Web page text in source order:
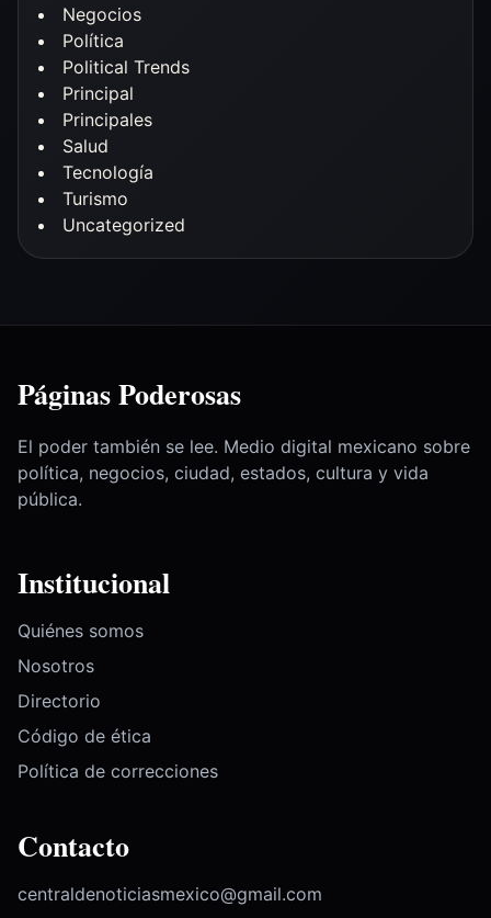
Negocios
Política
Political Trends
Principal
Principales
Salud
Tecnología
Turismo
Uncategorized
Páginas Poderosas
El poder también se lee. Medio digital mexicano sobre
política, negocios, ciudad, estados, cultura y vida
pública.
Institucional
Quiénes somos
Nosotros
Directorio
Código de ética
Política de correcciones
Contacto
centraldenoticiasmexico@gmail.com